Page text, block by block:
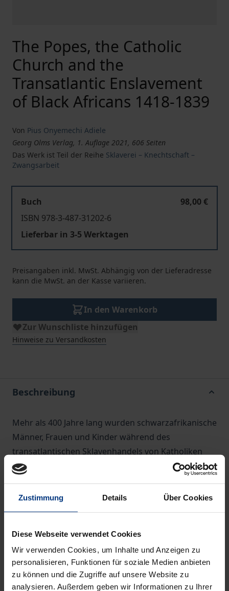
Zustimmung Details Über Cookies
Diese Webseite verwendet Cookies
Wir verwenden Cookies, um Inhalte und Anzeigen zu
personalisieren, Funktionen für soziale Medien anbieten
zu können und die Zugriffe auf unsere Website zu
analysieren. Außerdem geben wir Informationen zu Ihrer
The Popes, the Catholic
Church and the
Transatlantic Enslavement
of Black Africans 1418-1839
Von Pius Onyemechi Adiele
Georg Olms Verlag, 1. Auflage 2021, 606 Seiten
Das Werk ist Teil der Reihe Sklaverei – Knechtschaft –
Zwangsarbeit
Buch
98,00 €
ISBN 978-3-487-31202-6
Lieferbar in 3-5 Werktagen
Preisangaben inkl. MwSt. Abhängig von der Lieferadresse
kann die MwSt. an der Kasse variieren.
In den Warenkorb
Zur Wunschliste hinzufügen
Hinweise zu Versandkosten
Beschreibung
Mehr als 400 Jahre lang wurden schwarzafrikanische
Männer, Frauen und Kinder während des
transatlantischen Sklavenhandels von Katholiken
und anderen westlichen Christen auf schlimmste
niemand glauben, dass die Päpste der Kirche tief in
diesen Holocaust an der schwarzafrikanischen
Behauptungen, die in den letzten Jahren von der
geheiligten päpstlichen Kanzlei in Rom aufgestellt
wurden, dass die Päpste die Versklavung von
Völkern, wo immer sie existierte, einschließlich der